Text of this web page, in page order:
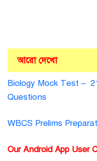
আরো দেখো
Biology Mock Test –
Questions
WBCS Prelims
Our Android App User